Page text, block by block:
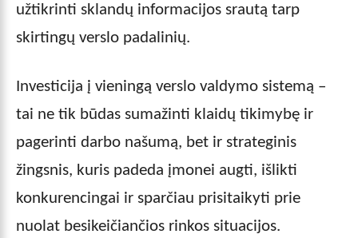
užtikrinti sklandų informacijos srautą tarp
skirtingų verslo padalinių.
Investicija į vieningą verslo valdymo sistemą –
tai ne tik būdas sumažinti klaidų tikimybę ir
pagerinti darbo našumą, bet ir strateginis
žingsnis, kuris padeda įmonei augti, išlikti
konkurencingai ir sparčiau prisitaikyti prie
nuolat besikeičiančios rinkos situacijos.